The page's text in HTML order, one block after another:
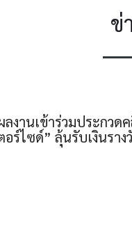
ข่
งานเข้าร่วมประกวด
ร์ไซด์” ลุ้นรับเงินรา